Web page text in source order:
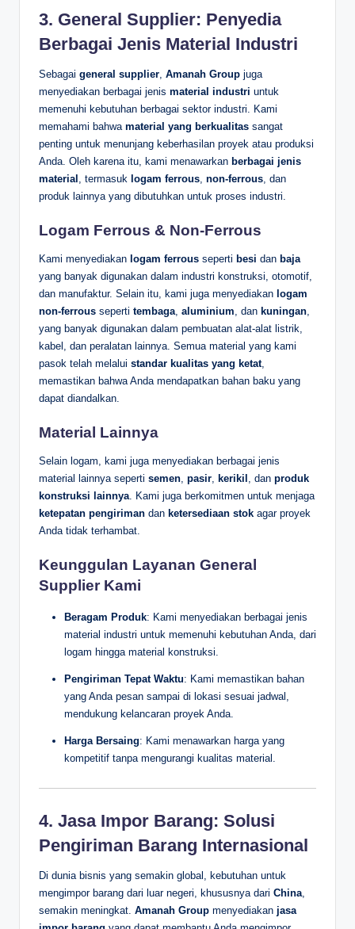
3. General Supplier: Penyedia
Berbagai Jenis Material Industri
Sebagai general supplier Amanah Group juga
menyediakan berbagai jenis material industri untuk
memenuhi kebutuhan berbagai sektor industri. Kami
memahami bahwa material yang berkualitas sangat
penting untuk menunjang keberhasilan proyek atau produksi
Anda. Oleh karena itu, kami menawarkan berbagai jenis
material , termasuk logam ferrous non-ferrous , dan
produk lainnya yang dibutuhkan untuk proses industri.
Logam Ferrous & Non-Ferrous
Kami menyediakan logam ferrous seperti besi dan baja
yang banyak digunakan dalam industri konstruksi, otomotif,
dan manufaktur. Selain itu, kami juga menyediakan logam
non-ferrous seperti tembaga aluminium , dan kuningan
yang banyak digunakan dalam pembuatan alat-alat listrik,
kabel, dan peralatan lainnya. Semua material yang kami
pasok telah melalui standar kualitas yang ketat,
memastikan bahwa Anda mendapatkan bahan baku yang
dapat diandalkan.
Material Lainnya
Selain logam, kami juga menyediakan berbagai jenis
material lainnya seperti semen, pasir, kerikil , dan produk
konstruksi lainnya. Kami juga berkomitmen untuk menjaga
ketepatan pengiriman dan ketersediaan stok agar proyek
Anda tidak terhambat.
Keunggulan Layanan General
Supplier Kami
Beragam Produk: Kami menyediakan berbagai jenis
material industri untuk memenuhi kebutuhan Anda, dari
logam hingga material konstruksi.
Pengiriman Tepat Waktu: Kami memastikan bahan
yang Anda pesan sampai di lokasi sesuai jadwal,
mendukung kelancaran proyek Anda.
Harga Bersaing: Kami menawarkan harga yang
kompetitif tanpa mengurangi kualitas material.
4. Jasa Impor Barang: Solusi
Pengiriman Barang Internasional
Di dunia bisnis yang semakin global, kebutuhan untuk
mengimpor barang dari luar negeri, khususnya dari China,
semakin meningkat. Amanah Group menyediakan jasa